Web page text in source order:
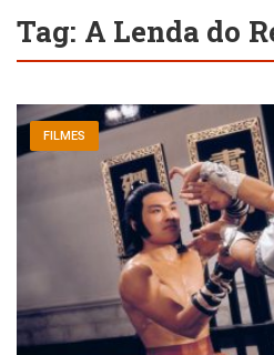
Tag: A Lenda do
FILMES